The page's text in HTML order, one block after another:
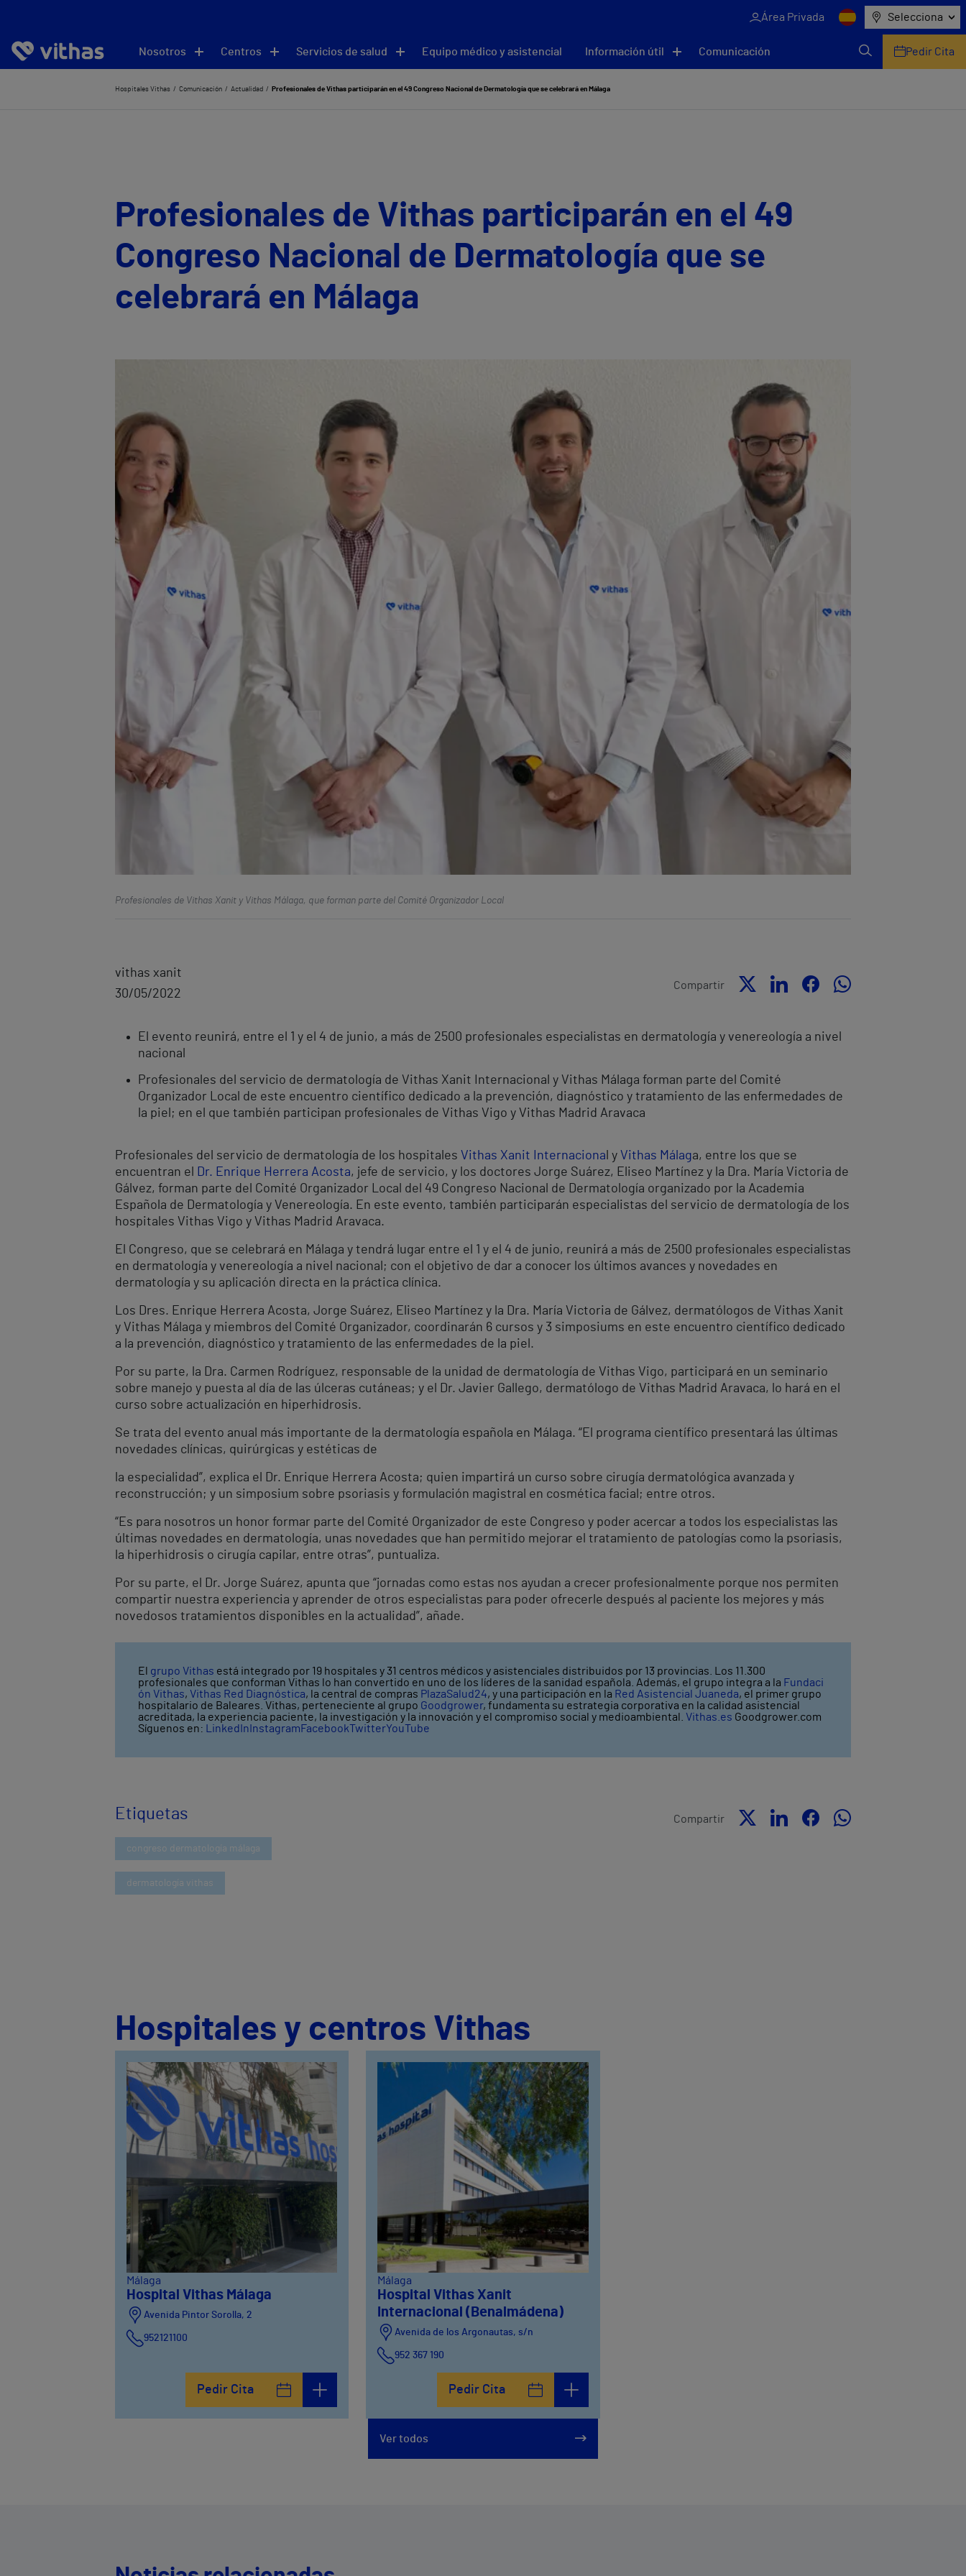
Área Privada Selecciona
Nosotros Centros Servicios de salud Equipo médico y asistencial Información útil Comunicación Pedir Cita
Hospitales Vithas Comunicación Actualidad Profesionales de Vithas participarán en el 49 Congreso Nacional de Dermatología que se celebrará en Málaga
Profesionales de Vithas participarán en el 49
Congreso Nacional de Dermatología que se
celebrará en Málaga
Profesionales de Vithas Xanit y Vithas Málaga, que forman parte del Comité Organizador Local
vithas xanit
30/05/2022
Compartir
El evento reunirá, entre el 1 y el 4 de junio, a más de 2500 profesionales especialistas en dermatología y venereología a nivel
nacional
Profesionales del servicio de dermatología de Vithas Xanit Internacional y Vithas Málaga forman parte del Comité
Organizador Local de este encuentro científico dedicado a la prevención, diagnóstico y tratamiento de las enfermedades de
la piel; en el que también participan profesionales de Vithas Vigo y Vithas Madrid Aravaca
Profesionales del servicio de dermatología de los hospitales Vithas Xanit Internaciona l y Vithas Málaga, entre los que se
encuentran el
Dr. Enrique Herrera Acosta, jefe de servicio, y los doctores Jorge Suárez, Eliseo Martínez y la Dra. María Victoria de
Gálvez, forman parte del Comité Organizador Local del 49 Congreso Nacional de Dermatología organizado por la Academia
Española de Dermatología y Venereología. En este evento, también participarán especialistas del servicio de dermatología de los
hospitales Vithas Vigo y Vithas Madrid Aravaca.
El Congreso, que se celebrará en Málaga y tendrá lugar entre el 1 y el 4 de junio, reunirá a más de 2500 profesionales especialistas
en dermatología y venereología a nivel nacional; con el objetivo de dar a conocer los últimos avances y novedades en
dermatología y su aplicación directa en la práctica clínica.
Los Dres. Enrique Herrera Acosta, Jorge Suárez, Eliseo Martínez y la Dra. María Victoria de Gálvez, dermatólogos de Vithas Xanit
y Vithas Málaga y miembros del Comité Organizador, coordinarán 6 cursos y 3 simposiums en este encuentro científico dedicado
a la prevención, diagnóstico y tratamiento de las enfermedades de la piel.
Por su parte, la Dra. Carmen Rodríguez, responsable de la unidad de dermatología de Vithas Vigo, participará en un seminario
sobre manejo y puesta al día de las úlceras cutáneas; y el Dr. Javier Gallego, dermatólogo de Vithas Madrid Aravaca, lo hará en el
curso sobre actualización en hiperhidrosis.
Se trata del evento anual más importante de la dermatología española en Málaga. “El programa científico presentará las últimas
novedades clínicas, quirúrgicas y estéticas de
la especialidad”, explica el Dr. Enrique Herrera Acosta; quien impartirá un curso sobre cirugía dermatológica avanzada y
reconstrucción; y un simposium sobre psoriasis y formulación magistral en cosmética facial; entre otros.
“Es para nosotros un honor formar parte del Comité Organizador de este Congreso y poder acercar a todos los especialistas las
últimas novedades en dermatología, unas novedades que han permitido mejorar el tratamiento de patologías como la psoriasis,
la hiperhidrosis o cirugía capilar, entre otras”, puntualiza.
Por su parte, el Dr. Jorge Suárez, apunta que “jornadas como estas nos ayudan a crecer profesionalmente porque nos permiten
compartir nuestra experiencia y aprender de otros especialistas para poder ofrecerle después al paciente los mejores y más
novedosos tratamientos disponibles en la actualidad”, añade.
El grupo Vithas está integrado por 19 hospitales y 31 centros médicos y asistenciales distribuidos por 13 provincias. Los 11.300
profesionales que conforman Vithas lo han convertido en uno de los líderes de la sanidad española. Además, el grupo integra a la Fundaci
ón Vithas, Vithas Red Diagnóstica, la central de compras PlazaSalud24, y una participación en la Red Asistencial Juaneda, el primer grupo
hospitalario de Baleares. Vithas, perteneciente al grupo Goodgrower, fundamenta su estrategia corporativa en la calidad asistencial
acreditada, la experiencia paciente, la investigación y la innovación y el compromiso social y medioambiental. Vithas.es Goodgrower.com
Síguenos en:
LinkedIn InstagramFacebookTwitterYouTube
Compartir
Etiquetas
congreso dermatología málaga
dermatología vithas
Hospitales y centros Vithas
Málaga
Hospital Vithas Málaga
Avenida Pintor Sorolla, 2
952121100
Avenida Pintor Sorolla, 2
Pedir Cita
Málaga
Hospital Vithas Xanit
Internacional (Benalmádena)
Avenida de los Argonautas, s/n
952 367 190
Pedir Cita
Ver todos